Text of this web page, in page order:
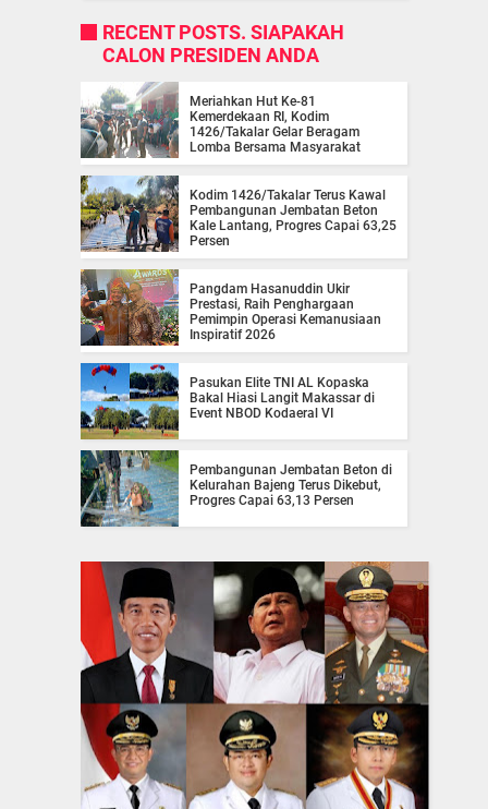
RECENT POSTS. SIAPAKAH
CALON PRESIDEN ANDA
Meriahkan Hut Ke-81
Kemerdekaan RI, Kodim
1426/Takalar Gelar Beragam
Lomba Bersama Masyarakat
Kodim 1426/Takalar Terus Kawal
Pembangunan Jembatan Beton
Kale Lantang, Progres Capai 63,25
Persen
Pangdam Hasanuddin Ukir
Prestasi, Raih Penghargaan
Pemimpin Operasi Kemanusiaan
Inspiratif 2026
Pasukan Elite TNI AL Kopaska
Bakal Hiasi Langit Makassar di
Event NBOD Kodaeral VI
Pembangunan Jembatan Beton di
Kelurahan Bajeng Terus Dikebut,
Progres Capai 63,13 Persen